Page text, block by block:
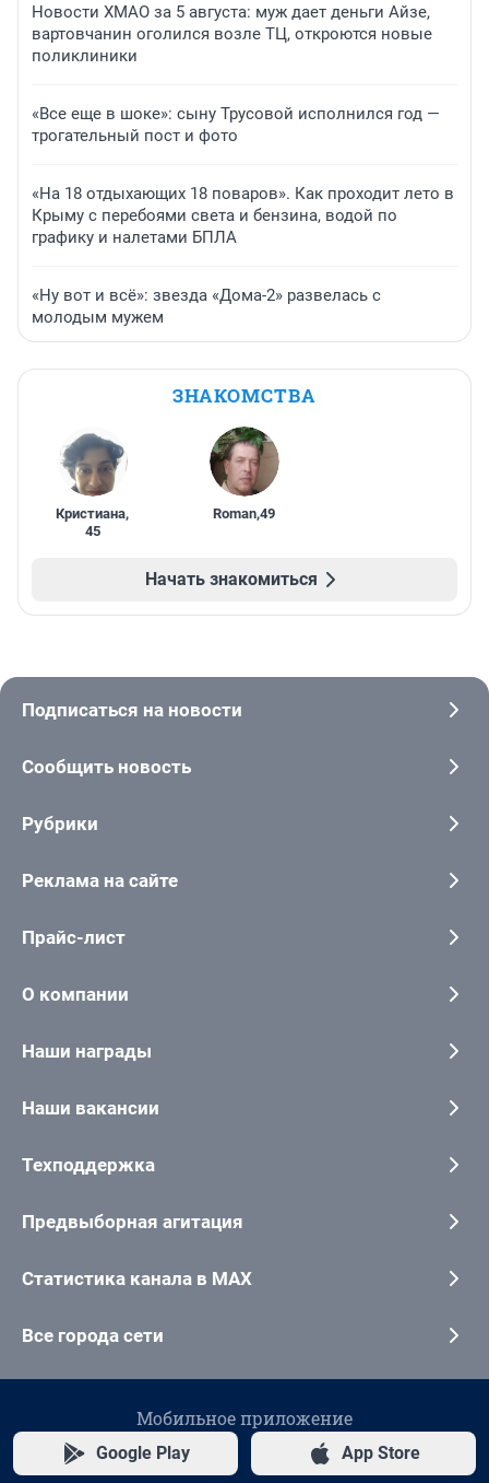
Новости ХМАО за 5 августа: муж дает деньги Айзе,
вартовчанин оголился возле ТЦ, откроются новые
поликлиники
«Все еще в шоке»: сыну Трусовой исполнился год —
трогательный пост и фото
«На 18 отдыхающих 18 поваров». Как проходит лето в
Крыму с перебоями света и бензина, водой по
графику и налетами БПЛА
«Ну вот и всё»: звезда «Дома-2» развелась с
молодым мужем
ЗНАКОМСТВА
Кристиана,
45
Roman,49
Начать знакомиться
Подписаться на новости
Сообщить новость
Рубрики
Реклама на сайте
Прайс-лист
О компании
Наши награды
Наши вакансии
Техподдержка
Предвыборная агитация
Статистика канала в MAX
Все города сети
Мобильное приложение
Google Play App Store